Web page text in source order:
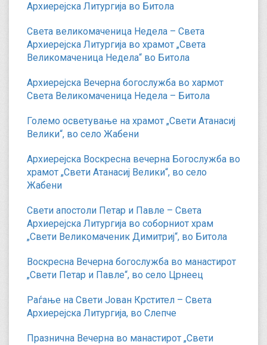
Архиерејска Литургија во Битола
Света великомаченица Недела – Света
Архиерејска Литургија во храмот „Света
Великомаченица Недела“ во Битола
Архиерејска Вечерна богослужба во хармот
Света Великомаченица Недела – Битола
Големо осветување на храмот „Свети Атанасиј
Велики“, во село Жабени
Архиерејска Воскресна вечерна Богослужба во
храмот „Свети Атанасиј Велики“, во село
Жабени
Свети апостоли Петар и Павле – Света
Архиерејска Литургија во соборниот храм
„Свети Великомаченик Димитриј“, во Битола
Воскресна Вечерна богослужба во манастирот
„Свети Петар и Павле“, во село Црнеец
Раѓање на Свети Јован Крстител – Света
Архиерејска Литургија, во Слепче
Празнична Вечерна во манастирот „Свети